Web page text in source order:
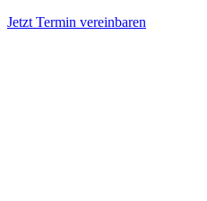
Jetzt Termin vereinbaren